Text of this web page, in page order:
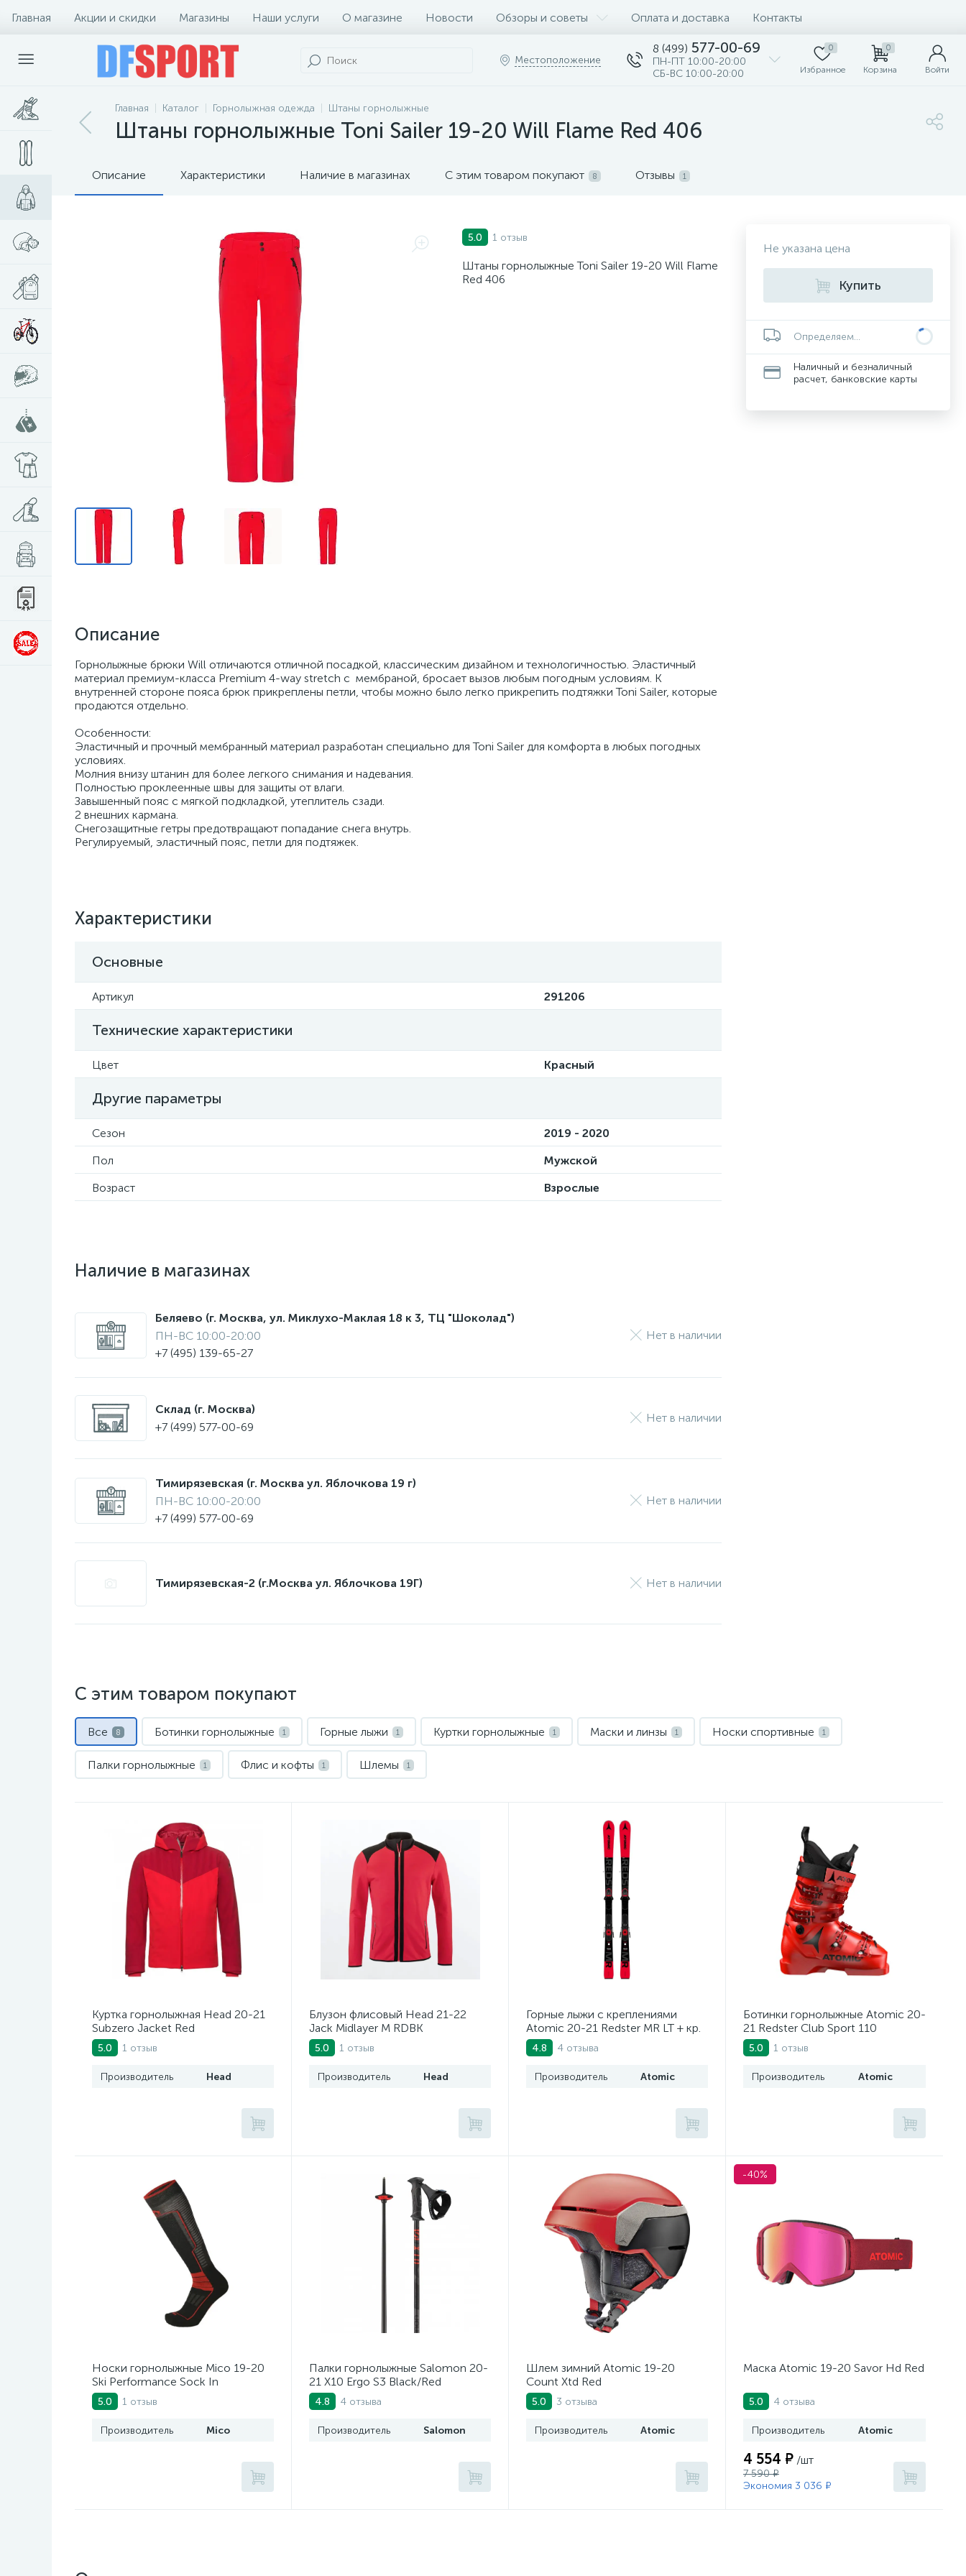
Главная Акции и скидки Магазины Наши услуги О магазине Новости Обзоры и советы Оплата и доставка Контакты
Местоположение
8 (499) 577-00-69
ПН-ПТ 10:00-20:00
СБ-ВС 10:00-20:00
0
Избранное
0
Корзина Войти
Главная Каталог Горнолыжная одежда Штаны горнолыжные
Штаны горнолыжные Toni Sailer 19-20 Will Flame Red 406
Описание Характеристики Наличие в магазинах С этим товаром покупают 8 Отзывы 1
5.0 1 отзыв
Штаны горнолыжные Toni Sailer 19-20 Will Flame
Red 406
Описание
Горнолыжные брюки Will отличаются отличной посадкой, классическим дизайном и технологичностью. Эластичный
материал премиум-класса Premium 4-way stretch с мембраной, бросает вызов любым погодным условиям. К
внутренней стороне пояса брюк прикреплены петли, чтобы можно было легко прикрепить подтяжки Toni Sailer, которые
продаются отдельно.
Особенности:
Эластичный и прочный мембранный материал разработан специально для Toni Sailer для комфорта в любых погодных
условиях.
Молния внизу штанин для более легкого снимания и надевания.
Полностью проклеенные швы для защиты от влаги.
Завышенный пояс с мягкой подкладкой, утеплитель сзади.
2 внешних кармана.
Снегозащитные гетры предотвращают попадание снега внутрь.
Регулируемый, эластичный пояс, петли для подтяжек.
Характеристики
Основные
Артикул 291206
Технические характеристики
Цвет Красный
Другие параметры
Сезон
2019 - 2020
Пол
Мужской
Возраст
Взрослые
Наличие в магазинах
Беляево (г. Москва, ул. Миклухо-Маклая 18 к 3, ТЦ "Шоколад")
ПН-ВС 10:00-20:00
+7 (495) 139-65-27
Нет в наличии
Склад (г. Москва)
+7 (499) 577-00-69
Нет в наличии
Тимирязевская (г. Москва ул. Яблочкова 19 г)
ПН-ВС 10:00-20:00
+7 (499) 577-00-69
Нет в наличии
Тимирязевская-2 (г.Москва ул. Яблочкова 19Г) Нет в наличии
Не указана цена
Купить
Определяем...
Наличный и безналичный
расчет, банковские карты
С этим товаром покупают
Все 8 Ботинки горнолыжные 1 Горные лыжи 1 Куртки горнолыжные 1 Маски и линзы 1 Носки спортивные 1
Палки горнолыжные 1 Флис и кофты 1 Шлемы 1
Куртка горнолыжная Head 20-21
Subzero Jacket Red
5.0 1 отзыв
Производитель Head
Блузон флисовый Head 21-22
Jack Midlayer M RDBK
5.0 1 отзыв
Производитель Head
Горные лыжи с креплениями
Atomic 20-21 Redster MR LT + кр.
E M 10 GW(5002106080)
4.8 4 отзыва
Производитель Atomic
Ботинки горнолыжные Atomic 20-
21 Redster Club Sport 110
Black/Red
5.0 1 отзыв
Производитель Atomic
Носки горнолыжные Mico 19-20
Ski Performance Sock In
Polypropylene Nero Rosso
5.0 1 отзыв
Производитель Mico
Палки горнолыжные Salomon 20-
21 X10 Ergo S3 Black/Red
4.8 4 отзыва
Производитель Salomon
Шлем зимний Atomic 19-20
Count Xtd Red
5.0 3 отзыва
Производитель Atomic
-40%
Маска Atomic 19-20 Savor Hd Red
5.0 4 отзыва
Производитель Atomic
4 554 ₽ /шт
7 590 ₽
Экономия 3 036 ₽